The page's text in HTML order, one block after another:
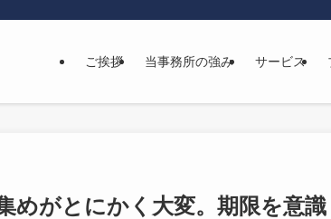
ご挨拶 当事務所の強み サービス
めがとにかく大変。期限を意